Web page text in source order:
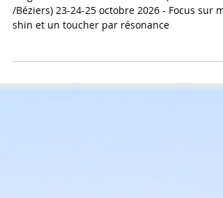
Stage Sei-Ki au Sud de la France (Corneilhan